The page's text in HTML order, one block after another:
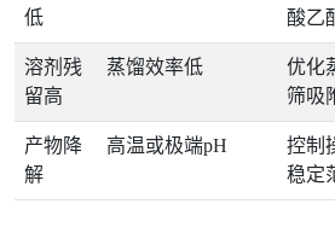
低
酸乙
溶剂残
留高
蒸馏效率低
优化
筛吸
产物降
解
高温或极端pH
控制
稳定